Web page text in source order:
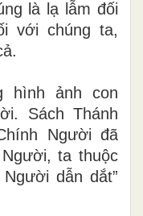
là lạ lẫm đối
với chúng ta,
hình ảnh con
Sách Thánh
Người đã
ta thuộc
dẫn dắt”